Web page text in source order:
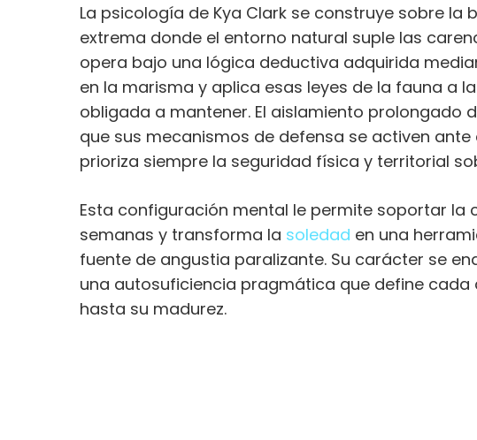
La psicología de Kya Clark se construye sobre
extrema donde el entorno natural suple las
opera bajo una lógica deductiva adquirida
en la marisma y aplica esas leyes de la fauna a
obligada a mantener. El aislamiento
que sus mecanismos de defensa se activen
prioriza siempre la seguridad física y territorial
Esta configuración mental le permite soportar la
semanas y transforma la soledad en una
fuente de angustia paralizante. Su carácter se
una autosuficiencia pragmática que define
hasta su madurez.